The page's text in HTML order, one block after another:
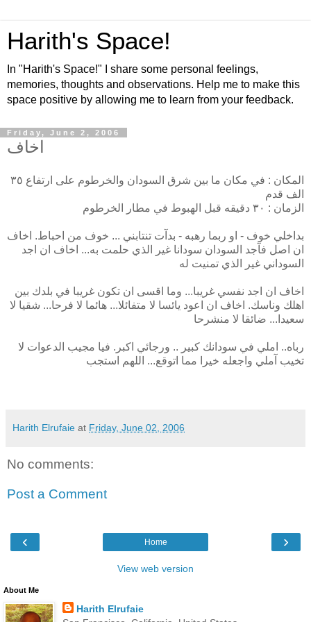
Harith's Space!
In "Harith's Space!" I share some personal feelings,
memories, thoughts and observations. Help me to make this
space positive by allowing me to learn from your feedback.
Friday, June 2, 2006
اخاف
المكان : في مكان ما بين شرق السودان والخرطوم على ارتفاع ٣٥
الف قدم
الزمان : ٣٠ دقيقه قبل الهبوط في مطار الخرطوم
بداخلي خوف - او ربما رهبه - بدآت تنتابني ... خوف من احباط. اخاف
ان اصل فآجد السودان سودانا غير الذي حلمت به... اخاف ان اجد
السوداني غير الذي تمنيت له
اخاف ان اجد نفسي غريبا... وما اقسى ان تكون غريبا في بلدك بين
اهلك وناسك. اخاف ان اعود يائسا لا متفائلا... هائما لا فرحا... شقيا لا
سعيدا... ضائقا لا منشرحا
رباه.. املي في سودانك كبير .. ورجائي اكبر. فيا مجيب الدعوات لا
تخيب آملي واجعله خيرا مما اتوقع... اللهم استجب
Harith Elrufaie at Friday, June 02, 2006
No comments:
Post a Comment
‹ ›
Home
View web version
About Me
Harith Elrufaie